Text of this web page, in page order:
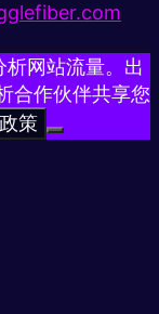
网站流量。出
合作伙伴共享您
策